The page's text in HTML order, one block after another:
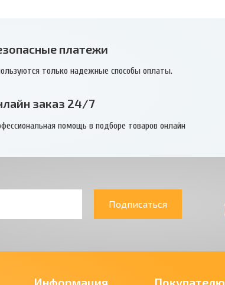
платежи
только надежные способы оплаты.
заказ 24/7
помощь в подборе товаров онлайн
Подписаться
Информация Покупателю